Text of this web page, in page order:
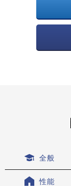
全般
性能